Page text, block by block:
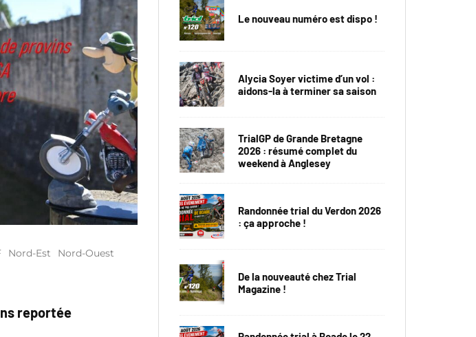
Nord-Est
Nord-Ouest
reportée
Le nouveau numéro est dispo !
Alycia Soyer victime d’un vol :
aidons-la à terminer sa saison
TrialGP de Grande Bretagne
2026 : résumé complet du
weekend à Anglesey
Randonnée trial du Verdon 2026
: ça approche !
De la nouveauté chez Trial
Magazine !